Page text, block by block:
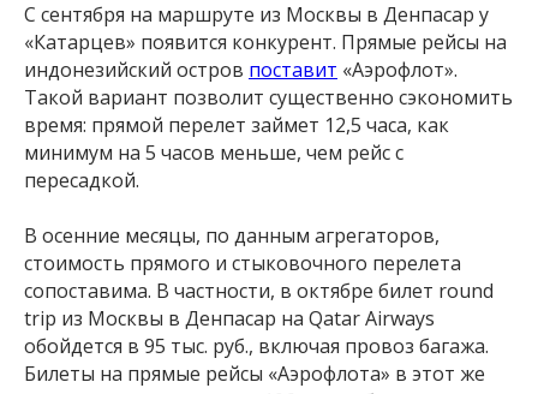
С сентября на маршруте из Москвы в Денпасар у
«Катарцев» появится конкурент. Прямые рейсы на
индонезийский остров поставит «Аэрофлот».
Такой вариант позволит существенно сэкономить
время: прямой перелет займет 12,5 часа, как
минимум на 5 часов меньше, чем рейс с
пересадкой.
В осенние месяцы, по данным агрегаторов,
стоимость прямого и стыковочного перелета
сопоставима. В частности, в октябре билет round
trip из Москвы в Денпасар на Qatar Airways
обойдется в 95 тыс. руб., включая провоз багажа.
Билеты на прямые рейсы «Аэрофлота» в этот же